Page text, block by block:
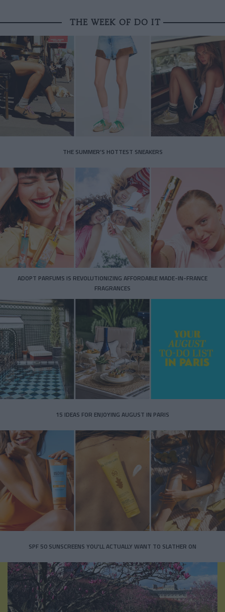
THE WEEK OF DO IT
THE SUMMER’S HOTTEST SNEAKERS
ADOPT PARFUMS IS REVOLUTIONIZING AFFORDABLE MADE-IN-FRANCE
FRAGRANCES
15 IDEAS FOR ENJOYING AUGUST IN PARIS
SPF 50 SUNSCREENS YOU'LL ACTUALLY WANT TO SLATHER ON